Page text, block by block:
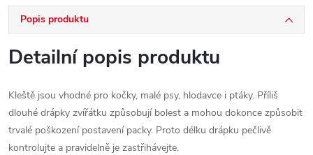
Popis produktu
Detailní popis produktu
Kleště jsou vhodné pro kočky, malé psy, hlodavce i ptáky. Příliš
dlouhé drápky zvířátku způsobují bolest a mohou dokonce způsobit
trvalé poškození postavení packy. Proto délku drápku pečlivě
kontrolujte a pravidelně je zastřihávejte.